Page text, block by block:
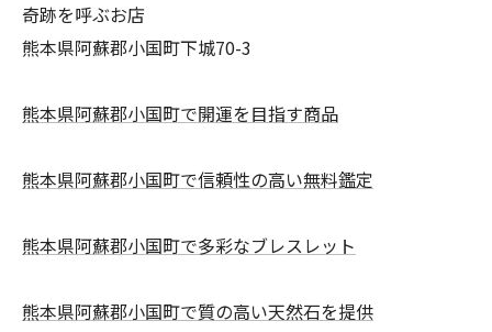
奇跡を呼ぶお店
熊本県阿蘇郡小国町下城70-3
熊本県阿蘇郡小国町で開運を目指す商品
熊本県阿蘇郡小国町で信頼性の高い無料鑑定
熊本県阿蘇郡小国町で多彩なブレスレット
熊本県阿蘇郡小国町で質の高い天然石を提供